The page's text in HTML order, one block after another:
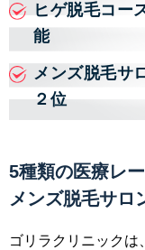
ヒゲ脱毛コー
能
メンズ脱毛サ
２位
5種類の医療レ
メンズ脱毛サロ
ゴリラクリニックは